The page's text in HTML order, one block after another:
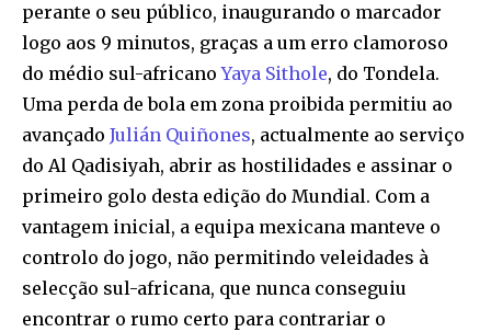
perante o seu público, inaugurando o marcador
logo aos 9 minutos, graças a um erro clamoroso
do médio sul-africanoYaya Sithole, do Tondela.
Uma perda de bola em zona proibida permitiu ao
avançado Julián Quiñones, actualmente ao serviço
do Al Qadisiyah, abrir as hostilidades e assinar o
primeiro golo desta edição do Mundial. Com a
vantagem inicial, a equipa mexicana manteve o
controlo do jogo, não permitindo veleidades à
selecção sul-africana, que nunca conseguiu
encontrar o rumo certo para contrariar o